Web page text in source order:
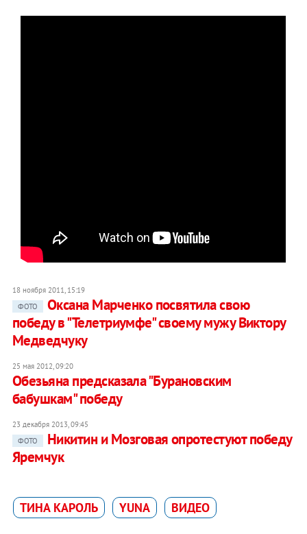
18 ноября 2011, 15:19
ФОТО
Оксана Марченко посвятила свою
победу в "Телетриумфе" своему мужу Виктору
Медведчуку
25 мая 2012, 09:20
Обезьяна предсказала "Бурановским
бабушкам" победу
23 декабря 2013, 09:45
ФОТО
Никитин и Мозговая опротестуют победу
Яремчук
ТИНА КАРОЛЬ YUNA ВИДЕО